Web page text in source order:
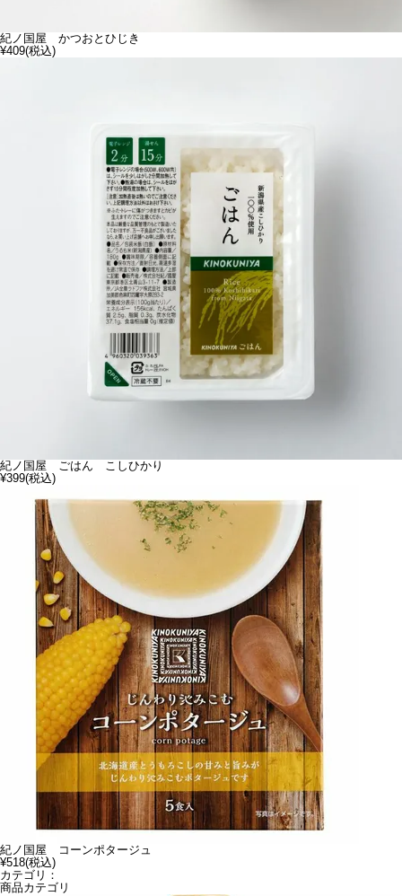
紀ノ国屋 かつおとひじき
¥409(税込)
紀ノ国屋 ごはん こしひかり
¥399(税込)
紀ノ国屋 コーンポタージュ
¥518(税込)
カテゴリ：
商品カテゴリ